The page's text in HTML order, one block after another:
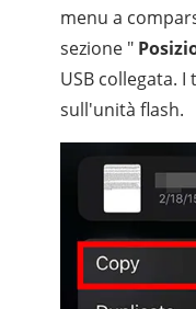
menu a
sezione "
USB collegata.
sull'unità flash.